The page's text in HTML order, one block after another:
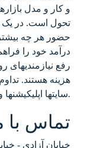
و کار و مدل
تحول است. در یک
حضور هر چه
درآمد خود را
رفع
هزینه هستند.
سایتها اپلیکیشنها و شبکه های اجتماعی گردید.
تماس با
خیابان آزادی -